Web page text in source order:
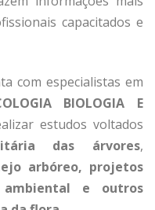
capacitados e
com especialistas em
BIOLOGIA E
estudos voltados
das árvores,
arbóreo, projetos
ambiental e outros